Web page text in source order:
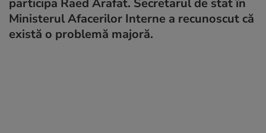
Ministerul Afacerilor Interne a recunoscut că
există o problemă majoră.